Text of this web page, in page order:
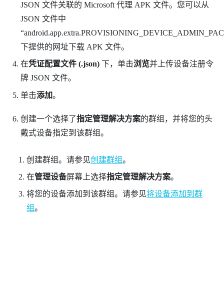
JSON 文件关联的 Microsoft 代理 APK 文件。您可以从
JSON 文件中 ​
下提供的网址下载 APK 文件。
在凭证配置文件 (.json)下，单击浏览并上传设备注册令
牌 JSON 文件。
单击添加。
创建一个选择了指定管理解决方案的群组，并将您的头
戴式设备指定到该群组。
创建群组。请参见创建群组。
在管理设备屏幕上选择指定管理解决方案。
将您的设备添加到该群组。请参见将设备添加到群
组。